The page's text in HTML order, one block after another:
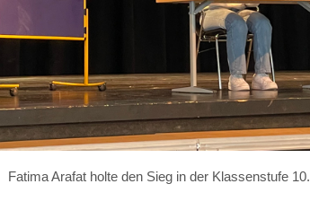
Fatima Arafat holte den Sieg in der Klassenstufe 10.